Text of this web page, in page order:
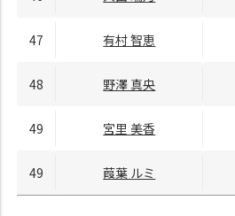
47 有村 智恵
48 野澤 真央
49 宮里 美香
49 葭葉 ルミ